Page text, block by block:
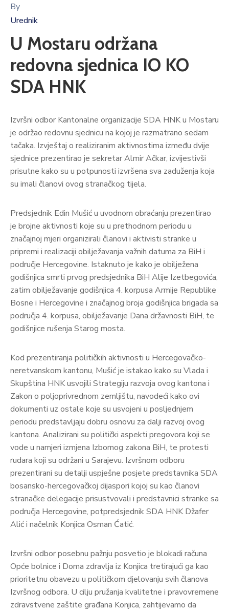
By
Urednik
U Mostaru održana
redovna sjednica IO KO
SDA HNK
Izvršni odbor Kantonalne organizacije SDA HNK u Mostaru
je održao redovnu sjednicu na kojoj je razmatrano sedam
tačaka. Izvještaj o realiziranim aktivnostima između dvije
sjednice prezentirao je sekretar Almir Ačkar, izvijestivši
prisutne kako su u potpunosti izvršena sva zaduženja koja
su imali članovi ovog stranačkog tijela.
Predsjednik Edin Mušić u uvodnom obraćanju prezentirao
je brojne aktivnosti koje su u prethodnom periodu u
značajnoj mjeri organizirali članovi i aktivisti stranke u
pripremi i realizaciji obilježavanja važnih datuma za BiH i
područje Hercegovine. Istaknuto je kako je obilježena
godišnjica smrti prvog predsjednika BiH Alije Izetbegovića,
zatim obilježavanje godišnjica 4. korpusa Armije Republike
Bosne i Hercegovine i značajnog broja godišnjica brigada sa
područja 4. korpusa, obilježavanje Dana državnosti BiH, te
godišnjice rušenja Starog mosta.
Kod prezentiranja političkih aktivnosti u Hercegovačko-
neretvanskom kantonu, Mušić je istakao kako su Vlada i
Skupština HNK usvojili Strategiju razvoja ovog kantona i
Zakon o poljoprivrednom zemljištu, navodeći kako ovi
dokumenti uz ostale koje su usvojeni u posljednjem
periodu predstavljaju dobru osnovu za dalji razvoj ovog
kantona. Analizirani su politički aspekti pregovora koji se
vode u namjeri izmjena Izbornog zakona BiH, te protesti
rudara koji su održani u Sarajevu. Izvršnom odboru
prezentirani su detalji uspješne posjete predstavnika SDA
bosansko-hercegovačkoj dijaspori kojoj su kao članovi
stranačke delegacije prisustvovali i predstavnici stranke sa
područja Hercegovine, potpredsjednik SDA HNK Džafer
Alić i načelnik Konjica Osman Ćatić.
Izvršni odbor posebnu pažnju posvetio je blokadi računa
Opće bolnice i Doma zdravlja iz Konjica tretirajući ga kao
prioritetnu obavezu u političkom djelovanju svih članova
Izvršnog odbora. U cilju pružanja kvalitetne i pravovremene
zdravstvene zaštite građana Konjica, zahtijevamo da